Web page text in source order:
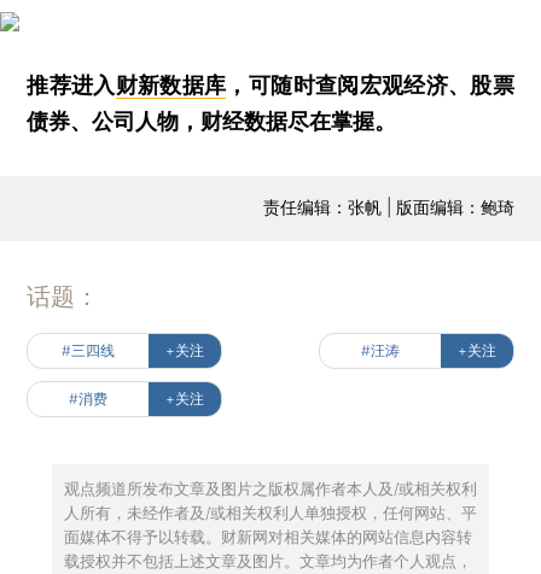
推荐进入财新数据库 ，可随时查阅宏观经济、股票
债券、公司人物，财经数据尽在掌握。
责任编辑：张帆 | 版面编辑：鲍琦
话题：
#三四线 +关注 #汪涛 +关注
#消费 +关注
观点频道所发布文章及图片之版权属作者本人及/或相关权利
人所有，未经作者及/或相关权利人单独授权，任何网站、平
面媒体不得予以转载。财新网对相关媒体的网站信息内容转
载授权并不包括上述文章及图片。文章均为作者个人观点，